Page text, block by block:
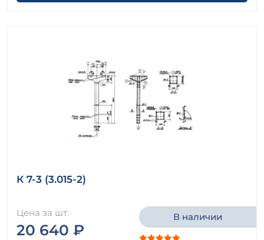
К 7-3 (3.015-2)
Цена за шт.
20 640 ₽
В наличии